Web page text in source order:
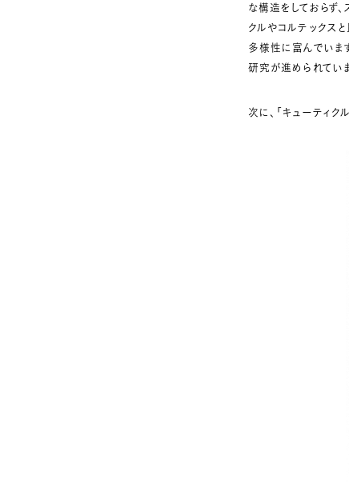
な構造をしておらず
クルやコルテックス
多様性に富んでいま
研究が進められてい
次に、「キューティク